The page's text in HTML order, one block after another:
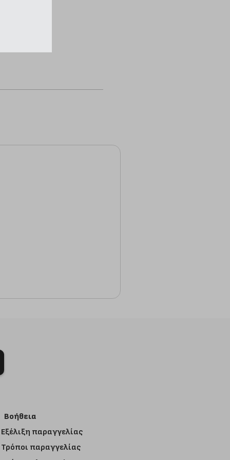
Βοήθεια
Εξέλιξη παραγγελίας
Τρόποι παραγγελίας